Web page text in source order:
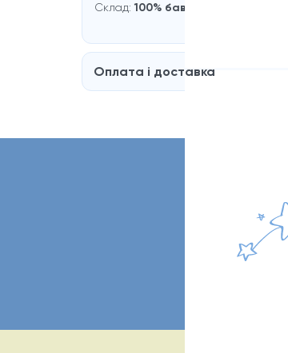
Склад:100% бавовнa
Оплата і доставка